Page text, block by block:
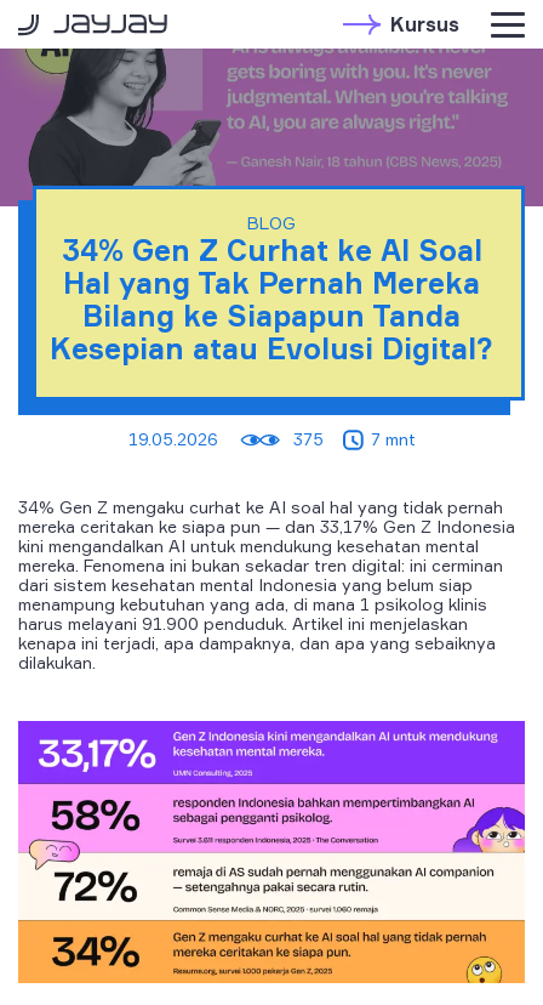
Kursus
BLOG
34% Gen Z Curhat ke AI Soal
Hal yang Tak Pernah Mereka
Bilang ke Siapapun Tanda
Kesepian atau Evolusi Digital?
19.05.2026 375 7 mnt
34% Gen Z mengaku curhat ke AI soal hal yang tidak pernah
mereka ceritakan ke siapa pun — dan 33,17% Gen Z Indonesia
kini mengandalkan AI untuk mendukung kesehatan mental
mereka. Fenomena ini bukan sekadar tren digital: ini cerminan
dari sistem kesehatan mental Indonesia yang belum siap
menampung kebutuhan yang ada, di mana 1 psikolog klinis
harus melayani 91.900 penduduk. Artikel ini menjelaskan
kenapa ini terjadi, apa dampaknya, dan apa yang sebaiknya
dilakukan.